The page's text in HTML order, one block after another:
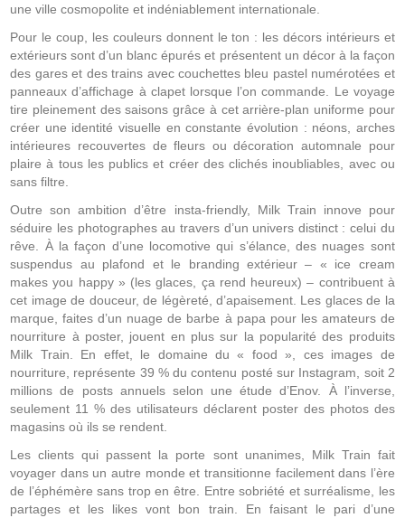
une ville cosmopolite et indéniablement internationale.
Pour le coup, les couleurs donnent le ton : les décors intérieurs et
extérieurs sont d’un blanc épurés et présentent un décor à la façon
des gares et des trains avec couchettes bleu pastel numérotées et
panneaux d’affichage à clapet lorsque l’on commande. Le voyage
tire pleinement des saisons grâce à cet arrière-plan uniforme pour
créer une identité visuelle en constante évolution : néons, arches
intérieures recouvertes de fleurs ou décoration automnale pour
plaire à tous les publics et créer des clichés inoubliables, avec ou
sans filtre.
Outre son ambition d’être insta-friendly, Milk Train innove pour
séduire les photographes au travers d’un univers distinct : celui du
rêve. À la façon d’une locomotive qui s’élance, des nuages sont
suspendus au plafond et le branding extérieur – « ice cream
makes you happy » (les glaces, ça rend heureux) – contribuent à
cet image de douceur, de légèreté, d’apaisement. Les glaces de la
marque, faites d’un nuage de barbe à papa pour les amateurs de
nourriture à poster, jouent en plus sur la popularité des produits
Milk Train. En effet, le domaine du « food », ces images de
nourriture, représente 39 % du contenu posté sur Instagram, soit 2
millions de posts annuels selon une étude d’Enov. À l’inverse,
seulement 11 % des utilisateurs déclarent poster des photos des
magasins où ils se rendent.
Les clients qui passent la porte sont unanimes, Milk Train fait
voyager dans un autre monde et transitionne facilement dans l’ère
de l’éphémère sans trop en être. Entre sobriété et surréalisme, les
partages et les likes vont bon train. En faisant le pari d’une